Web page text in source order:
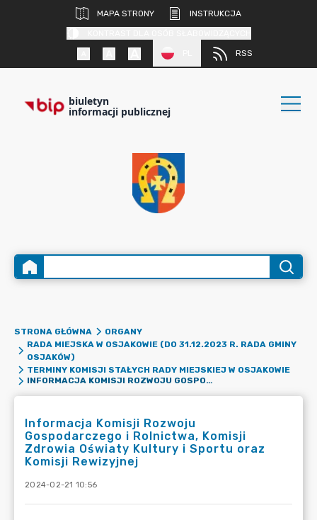
MAPA STRONY
INSTRUKCJA
RSS
biuletyn
informacji publicznej
STRONA GŁÓWNA
ORGANY
RADA MIEJSKA W OSJAKOWIE (DO 31.12.2023 R. RADA GMINY
OSJAKÓW)
TERMINY KOMISJI STAŁYCH RADY MIEJSKIEJ W OSJAKOWIE
INFORMACJA KOMISJI ROZWOJU GOSPODARCZEGO I ROLNICTWA, KOMISJI ZDROWIA OŚWIATY KULTURY I SPORTU ORAZ KOMISJI REWIZYJNEJ
Informacja Komisji Rozwoju
Gospodarczego i Rolnictwa, Komisji
Zdrowia Oświaty Kultury i Sportu oraz
Komisji Rewizyjnej
2024-02-21 10:56